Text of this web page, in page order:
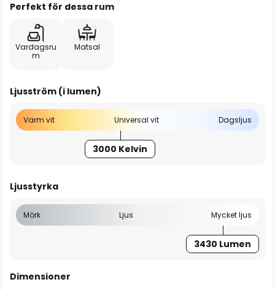
Perfekt för dessa rum
Vardagsru
m
Matsal
Ljusström (i lumen)
Varm vit Universal vit Dagsljus
3000 Kelvin
Ljusstyrka
Mörk Ljus Mycket ljus
3430 Lumen
Dimensioner